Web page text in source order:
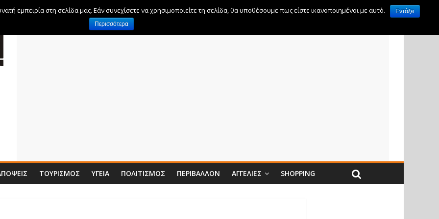
ΤΟΥΡΙΣΜΌΣ ΥΓΕΊΑ ΠΟΛΙΤΙΣΜΌΣ ΠΕΡΙΒΆΛΛΟΝ ΑΓΓΕΛΊΕΣ SHOPPING
εμπειρία στη σελίδα μας. Εάν συνεχίσετε να χρησιμοποιείτε τη σελίδα, θα υποθέσουμε πως είστε ικανοποιημένοι με αυτό.
Εντάξει
Περισσότερα